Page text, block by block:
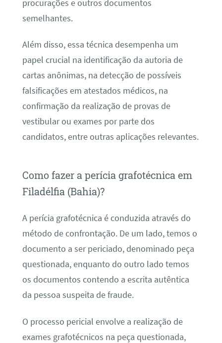
procurações e outros documentos
semelhantes.
Além disso, essa técnica desempenha um
papel crucial na identificação da autoria de
cartas anônimas, na detecção de possíveis
falsificações em atestados médicos, na
confirmação da realização de provas de
vestibular ou exames por parte dos
candidatos, entre outras aplicações relevantes.
Como fazer a perícia grafotécnica em
Filadélfia (Bahia)?
A perícia grafotécnica é conduzida através do
método de confrontação. De um lado, temos o
documento a ser periciado, denominado peça
questionada, enquanto do outro lado temos
os documentos contendo a escrita autêntica
da pessoa suspeita de fraude.
O processo pericial envolve a realização de
exames grafotécnicos na peça questionada,